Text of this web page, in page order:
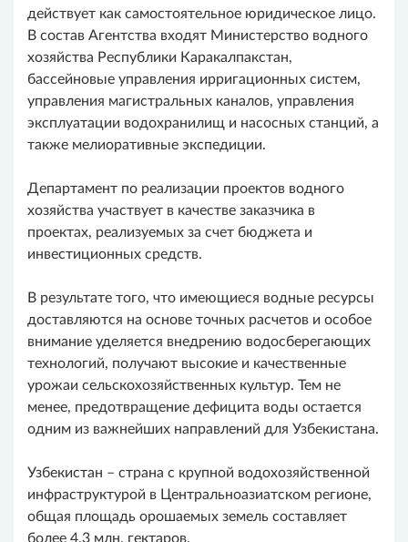
действует как самостоятельное юридическое лицо.
В состав Агентства входят Министерство водного
хозяйства Республики Каракалпакстан,
бассейновые управления ирригационных систем,
управления магистральных каналов, управления
эксплуатации водохранилищ и насосных станций, а
также мелиоративные экспедиции.
Департамент по реализации проектов водного
хозяйства участвует в качестве заказчика в
проектах, реализуемых за счет бюджета и
инвестиционных средств.
В результате того, что имеющиеся водные ресурсы
доставляются на основе точных расчетов и особое
внимание уделяется внедрению водосберегающих
технологий, получают высокие и качественные
урожаи сельскохозяйственных культур. Тем не
менее, предотвращение дефицита воды остается
одним из важнейших направлений для Узбекистана.
Узбекистан – страна с крупной водохозяйственной
инфраструктурой в Центральноазиатском регионе,
общая площадь орошаемых земель составляет
более 4,3 млн. гектаров.